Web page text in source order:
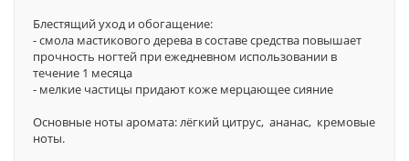
Блестящий уход и обогащение:
- смола мастикового дерева в составе средства повышает
прочность ногтей при ежедневном использовании в
течение 1 месяца
- мелкие частицы придают коже мерцающее сияние
Основные ноты аромата: лёгкий цитрус, ананас, кремовые
ноты.